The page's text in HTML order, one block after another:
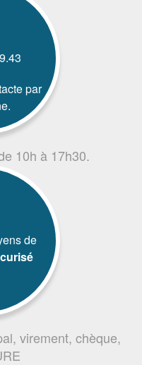
par
10h à 17h30.
de
virement, chèque,